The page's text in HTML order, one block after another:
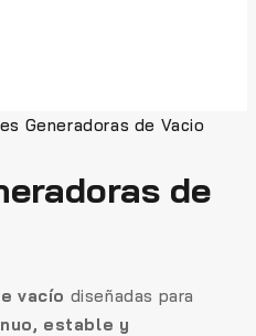
Generadoras de Vacio
de
vacío diseñadas para
estable y